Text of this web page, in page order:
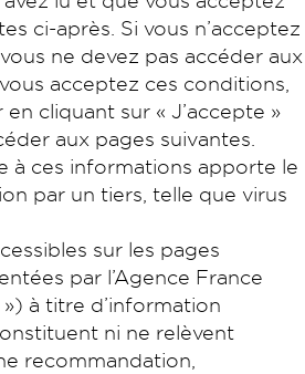
ci-après. Si vous n’acceptez
ne devez pas accéder aux
acceptez ces conditions,
cliquant sur « J’accepte »
aux pages suivantes.
à ces informations apporte le
par un tiers, telle que virus
sur les pages
par l’Agence France
à titre d’information
ni ne relèvent
recommandation,